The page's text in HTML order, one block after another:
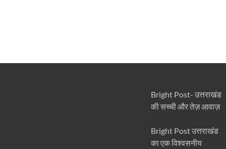
Bright Post- उत्तराखंड
की सच्ची और तेज़ आवाज़
Bright Post उत्तराखंड
का एक विश्वसनीय